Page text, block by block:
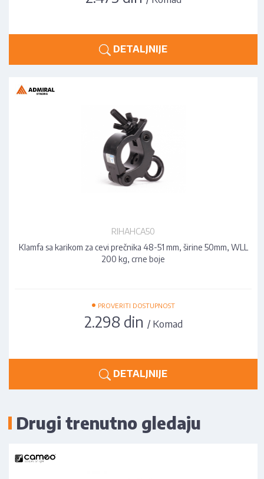
DETALJNIJE
RIHAHCA50
Klamfa sa karikom za cevi prečnika 48-51 mm, širine 50mm, WLL
200 kg, crne boje
• PROVERITI DOSTUPNOST
2.298 din / Komad
DETALJNIJE
Drugi trenutno gledaju